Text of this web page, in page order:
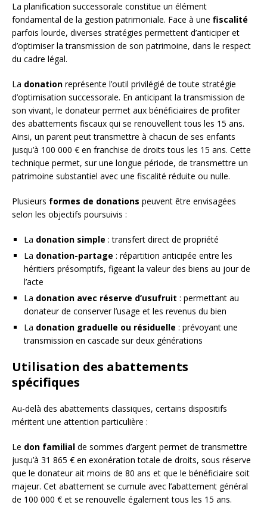
La planification successorale constitue un élément
fondamental de la gestion patrimoniale. Face à une fiscalité
parfois lourde, diverses stratégies permettent d’anticiper et
d’optimiser la transmission de son patrimoine, dans le respect
du cadre légal.
La donation représente l’outil privilégié de toute stratégie
d’optimisation successorale. En anticipant la transmission de
son vivant, le donateur permet aux bénéficiaires de profiter
des abattements fiscaux qui se renouvellent tous les 15 ans.
Ainsi, un parent peut transmettre à chacun de ses enfants
jusqu’à 100 000 € en franchise de droits tous les 15 ans. Cette
technique permet, sur une longue période, de transmettre un
patrimoine substantiel avec une fiscalité réduite ou nulle.
Plusieurs formes de donations peuvent être envisagées
selon les objectifs poursuivis :
La donation simple : transfert direct de propriété
La donation-partage : répartition anticipée entre les
héritiers présomptifs, figeant la valeur des biens au jour de
l’acte
La donation avec réserve d’usufruit : permettant au
donateur de conserver l’usage et les revenus du bien
La donation graduelle ou résiduelle : prévoyant une
transmission en cascade sur deux générations
Utilisation des abattements
spécifiques
Au-delà des abattements classiques, certains dispositifs
méritent une attention particulière :
Le don familial de sommes d’argent permet de transmettre
jusqu’à 31 865 € en exonération totale de droits, sous réserve
que le donateur ait moins de 80 ans et que le bénéficiaire soit
majeur. Cet abattement se cumule avec l’abattement général
de 100 000 € et se renouvelle également tous les 15 ans.